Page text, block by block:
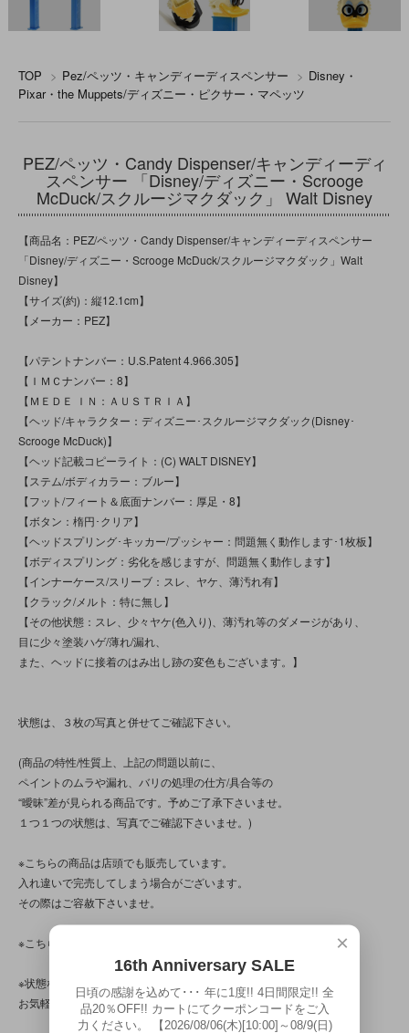
TOP > Pez/ペッツ・キャンディーディスペンサー > Disney・
Pixar・the Muppets/ディズニー・ピクサー・マペッツ
PEZ/ペッツ・Candy Dispenser/キャンディーディ
スペンサー 「Disney/ディズニー・Scrooge
McDuck/スクルージマクダック」 Walt Disney
【商品名：PEZ/ペッツ・Candy Dispenser/キャンディーディスペンサー
「Disney/ディズニー・Scrooge McDuck/スクルージマクダック」Walt
Disney】
【サイズ(約)：縦12.1cm】
【メーカー：PEZ】
【パテントナンバー：U.S.Patent 4.966.305】
【ＩＭＣナンバー：8】
【ＭＥＤＥ ＩＮ：ＡＵＳＴＲＩＡ】
【ヘッド/キャラクター：ディズニー･スクルージマクダック(Disney･
Scrooge McDuck)】
【ヘッド記載コピーライト：(C) WALT DISNEY】
【ステム/ボディカラー：ブルー】
【フット/フィート＆底面ナンバー：厚足・8】
【ボタン：楕円･クリア】
【ヘッドスプリング･キッカー/プッシャー：問題無く動作します･1枚板】
【ボディスプリング：劣化を感じますが、問題無く動作します】
【インナーケース/スリーブ：スレ、ヤケ、薄汚れ有】
【クラック/メルト：特に無し】
【その他状態：スレ、少々ヤケ(色入り)、薄汚れ等のダメージがあり、
目に少々塗装ハゲ/薄れ/漏れ、
また、ヘッドに接着のはみ出し跡の変色もございます。】
状態は、３枚の写真と併せてご確認下さい。
(商品の特性/性質上、上記の問題以前に、
ペイントのムラや漏れ、バリの処理の仕方/具合等の
“曖昧”差が見られる商品です。予めご了承下さいませ。
１つ１つの状態は、写真でご確認下さいませ。)
※こちらの商品は店頭でも販売しています。
入れ違いで完売してしまう場合がございます。
その際はご容赦下さいませ。
※こちらの商品は、中古・ヴィンテージ品です。
※状態など分かり辛い点、気になる点、不明点がございましたら、
お気軽にお問い合わせ下さい。
×
16th Anniversary SALE
日頃の感謝を込めて･･･ 年に1度!! 4日間限定!! 全
品20％OFF!! カートにてクーポンコードをご入
力ください。 【2026/08/06(木)[10:00]～08/9(日)